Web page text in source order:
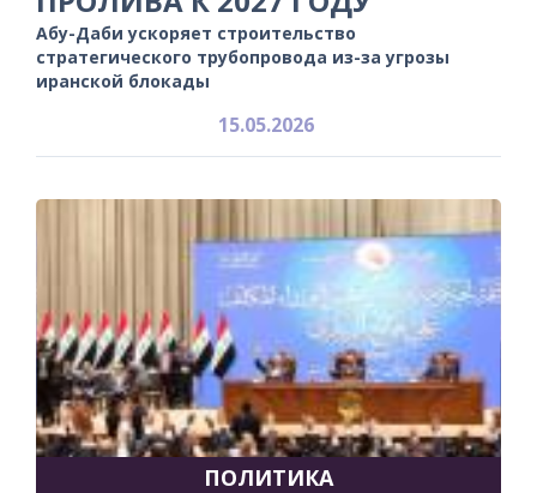
Абу-Даби ускоряет строительство
стратегического трубопровода из-за угрозы
иранской блокады
15.05.2026
ПОЛИТИКА